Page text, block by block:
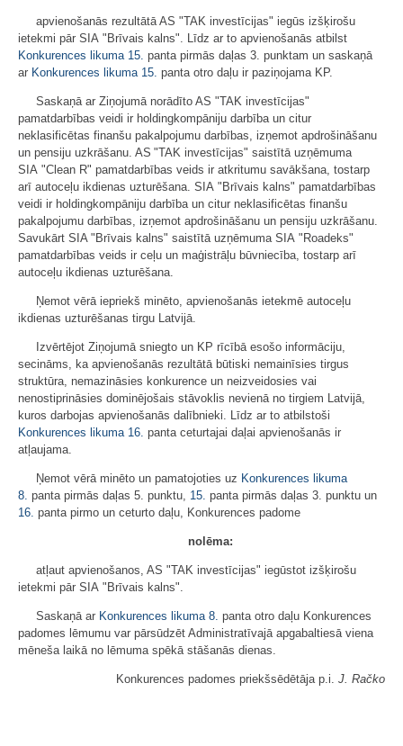
apvienošanās rezultātā AS "TAK investīcijas" iegūs izšķirošu
ietekmi pār SIA "Brīvais kalns". Līdz ar to apvienošanās atbilst
Konkurences likuma 15. panta pirmās daļas 3. punktam un saskaņā
ar Konkurences likuma 15. panta otro daļu ir paziņojama KP.
Saskaņā ar Ziņojumā norādīto AS "TAK investīcijas"
pamatdarbības veidi ir holdingkompāniju darbība un citur
neklasificētas finanšu pakalpojumu darbības, izņemot apdrošināšanu
un pensiju uzkrāšanu. AS "TAK investīcijas" saistītā uzņēmuma
SIA "Clean R" pamatdarbības veids ir atkritumu savākšana, tostarp
arī autoceļu ikdienas uzturēšana. SIA "Brīvais kalns" pamatdarbības
veidi ir holdingkompāniju darbība un citur neklasificētas finanšu
pakalpojumu darbības, izņemot apdrošināšanu un pensiju uzkrāšanu.
Savukārt SIA "Brīvais kalns" saistītā uzņēmuma SIA "Roadeks"
pamatdarbības veids ir ceļu un maģistrāļu būvniecība, tostarp arī
autoceļu ikdienas uzturēšana.
Ņemot vērā iepriekš minēto, apvienošanās ietekmē autoceļu
ikdienas uzturēšanas tirgu Latvijā.
Izvērtējot Ziņojumā sniegto un KP rīcībā esošo informāciju,
secināms, ka apvienošanās rezultātā būtiski nemainīsies tirgus
struktūra, nemazināsies konkurence un neizveidosies vai
nenostiprināsies dominējošais stāvoklis nevienā no tirgiem Latvijā,
kuros darbojas apvienošanās dalībnieki. Līdz ar to atbilstoši
Konkurences likuma 16. panta ceturtajai daļai apvienošanās ir
atļaujama.
Ņemot vērā minēto un pamatojoties uz Konkurences likuma
8. panta pirmās daļas 5. punktu, 15. panta pirmās daļas 3. punktu un
16. panta pirmo un ceturto daļu, Konkurences padome
nolēma:
atļaut apvienošanos, AS "TAK investīcijas" iegūstot izšķirošu
ietekmi pār SIA "Brīvais kalns".
Saskaņā ar Konkurences likuma 8. panta otro daļu Konkurences
padomes lēmumu var pārsūdzēt Administratīvajā apgabaltiesā viena
mēneša laikā no lēmuma spēkā stāšanās dienas.
Konkurences padomes priekšsēdētāja p.i. J. Račko